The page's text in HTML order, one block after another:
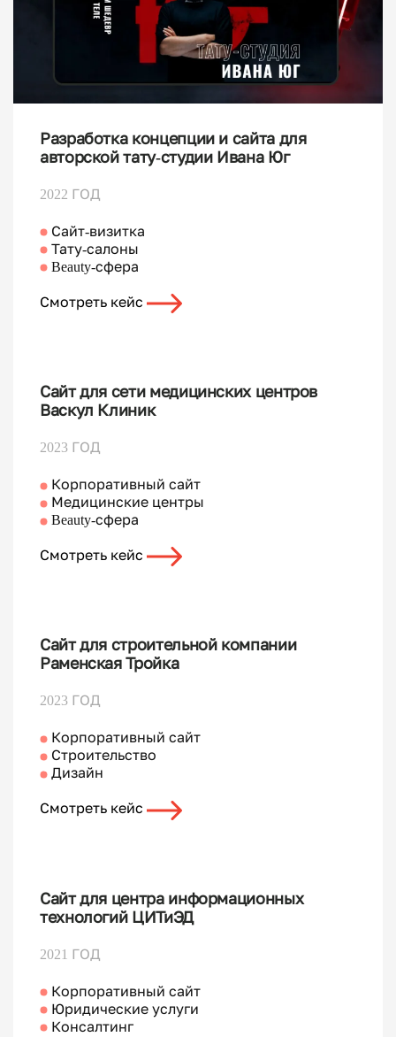
Разработка концепции и сайта для
авторской тату-студии Ивана Юг
2022 ГОД
Сайт-визитка
Тату-салоны
Beauty-сфера
Смотреть кейс
Сайт для сети медицинских центров
Васкул Клиник
2023 ГОД
Корпоративный сайт
Медицинские центры
Beauty-сфера
Смотреть кейс
Сайт для строительной компании
Раменская Тройка
2023 ГОД
Корпоративный сайт
Строительство
Дизайн
Смотреть кейс
Сайт для центра информационных
технологий ЦИТиЭД
2021 ГОД
Корпоративный сайт
Юридические услуги
Консалтинг